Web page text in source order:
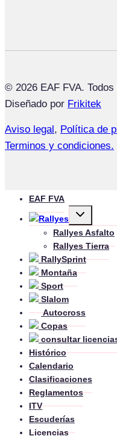
© 2026 EAF FVA.
Diseñado por Frikitek
Aviso legal, Política de
Terminos y condiciones.
EAF FVA
Rallyes
Alternar
menú
hijo
Rallyes Asfalto
Rallyes Tierra
RallySprint
Montaña
Sport
Slalom
Autocross
Copas
consultar
Histórico
Calendario
Clasificaciones
Reglamentos
ITV
Escuderías
Licencias